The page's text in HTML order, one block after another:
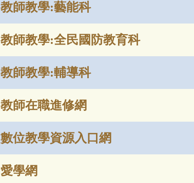
教師教學:藝能科
教師教學:全民國防教育科
教師教學:輔導科
教師在職進修網
數位教學資源入口網
愛學網